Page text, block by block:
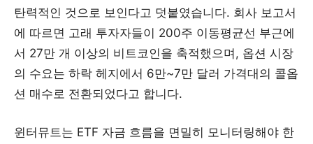
탄력적인 것으로 보인다고 덧붙였습니다. 회사 보고서
에 따르면 고래 투자자들이 200주 이동평균선 부근에
서 27만 개 이상의 비트코인을 축적했으며, 옵션 시장
의 수요는 하락 헤지에서 6만~7만 달러 가격대의 콜옵
션 매수로 전환되었다고 합니다.
윈터뮤트는 ETF 자금 흐름을 면밀히 모니터링해야 한